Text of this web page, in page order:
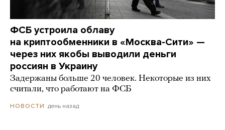
ФСБ устроила облаву
на криптообменники в «Москва-Сити» —
через них якобы выводили деньги
россиян в Украину
Задержаны больше 20 человек. Некоторые из них
считали, что работают на ФСБ
НОВОСТИ день назад